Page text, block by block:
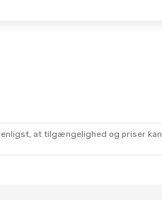
at tilgængelighed og priser kan